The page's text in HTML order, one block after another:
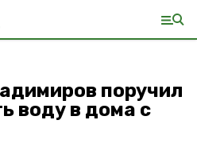
поручил
воду в дома с